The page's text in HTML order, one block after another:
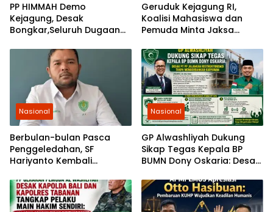
PP HIMMAH Demo
Kejagung, Desak
Bongkar,Seluruh Dugaan
Febrie Ardiansyah
Geruduk Kejagung RI,
Koalisi Mahasiswa dan
Pemuda Minta Jaksa
Musim Mas
Nasional
Berbulan-bulan Pasca
Penggeledahan, SF
Hariyanto Kembali
Tagih Kepastian dari KPK
Nasional
GP Alwashliyah Dukung
Sikap Tegas Kepala BP
BUMN Dony Oskaria: Desak
Restrukturisasi Tanpa
Mengorbankan Karyawan